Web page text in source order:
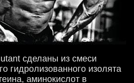
сделаны из смеси
гидролизованного изолята
аминокислот в